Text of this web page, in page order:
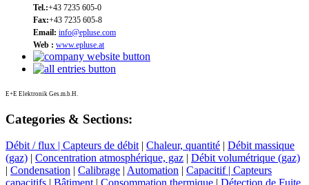
Tel.:+43 7235 605-0
Fax:+43 7235 605-8
Email: info@epluse.com
Web : www.epluse.at
E+E Elektronik Ges.m.b.H.
Categories & Sections:
Débit / flux | Capteurs de débit | Chaleur, quantité | Débit massique
(gaz) | Concentration atmosphérique, gaz | Débit volumétrique (gaz)
| Condensation | Calibrage | Automation | Capacitif | Capteurs